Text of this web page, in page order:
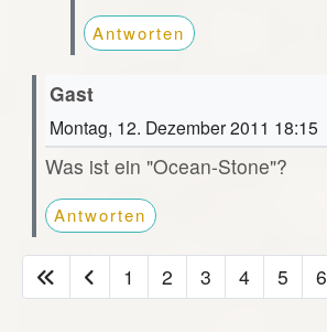
Antworten
Gast
Montag, 12. Dezember 2011 18:15
Was ist ein "Ocean-Stone"?
Antworten
1 2 3 4 5 6